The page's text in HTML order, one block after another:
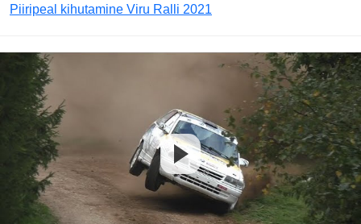
Piiripeal kihutamine Viru Ralli 2021